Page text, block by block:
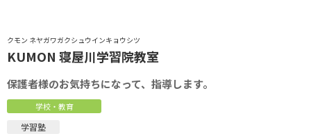
クモン ネヤガワガクシュウインキョウシツ
KUMON 寝屋川学習院教室
保護者様のお気持ちになって、指導します。
学校・教育
学習塾